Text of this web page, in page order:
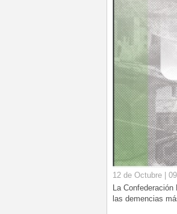
12 de Octubre |
La
las demencias